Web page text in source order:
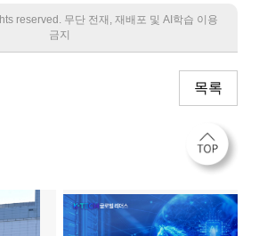
reserved. 무단 전재, 재배포 및 AI학습 이용
금지
목록